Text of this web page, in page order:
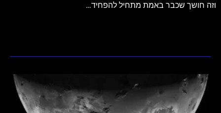
וזה חושך שכבר באמת מתחיל להפחיד…